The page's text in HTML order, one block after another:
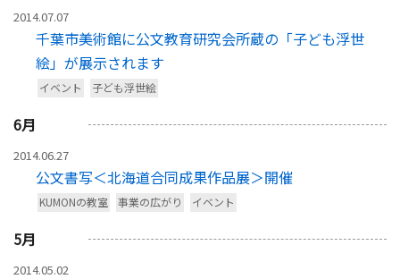
2014.07.07
千葉市美術館に公文教育研究会所蔵の「子ども浮世
絵」が展示されます
イベント 子ども浮世絵
6月
2014.06.27
公文書写＜北海道合同成果作品展＞開催
KUMONの教室 事業の広がり イベント
5月
2014.05.02